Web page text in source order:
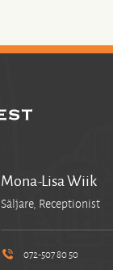
Mona-Lisa Wiik
Säljare, Receptionist
072-507 80 50